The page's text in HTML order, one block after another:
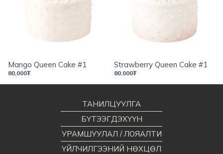
Mango Queen Cake #1
80,000₮
Strawberry Queen Cake #1
80,000₮
ТАНИЛЦУУЛГА
БҮТЭЭГДЭХҮҮН
УРАМШУУЛАЛ / ЛОЯАЛТИ
ҮЙЛЧИЛГЭЭНИЙ НӨХЦӨЛ